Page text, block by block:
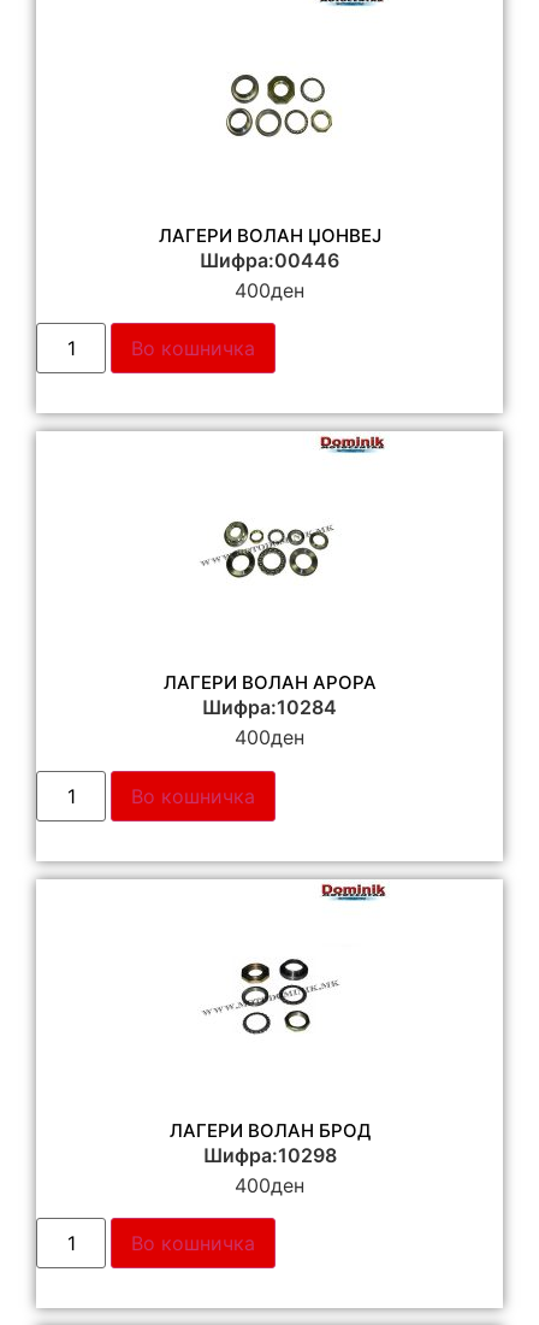
ЛАГЕРИ ВОЛАН ЏОНВЕЈ
Шифра:00446
400ден
Во кошничка
ЛАГЕРИ ВОЛАН АРОРА
Шифра:10284
400ден
Во кошничка
ЛАГЕРИ ВОЛАН БРОД
Шифра:10298
400ден
Во кошничка